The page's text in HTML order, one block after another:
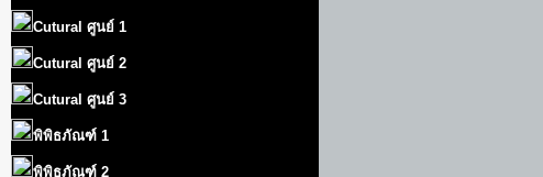
Cutural ศูนย์ 1
Cutural ศูนย์ 2
Cutural ศูนย์ 3
พิพิธภัณฑ์ 1
พิพิธภัณฑ์ 2